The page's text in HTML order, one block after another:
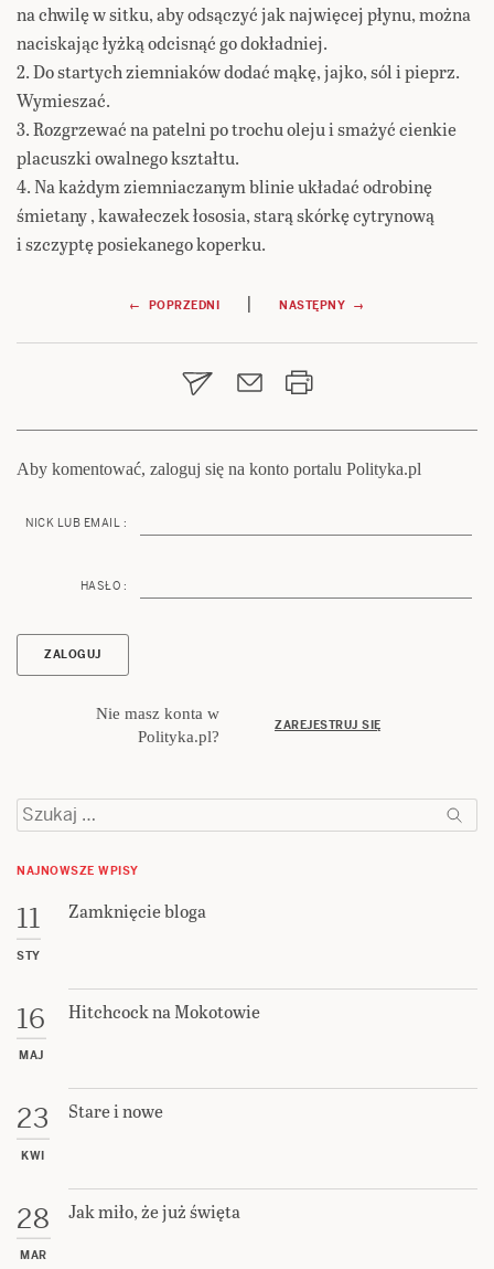
na chwilę w sitku, aby odsączyć jak najwięcej płynu, można
naciskając łyżką odcisnąć go dokładniej.
2. Do startych ziemniaków dodać mąkę, jajko, sól i pieprz.
Wymieszać.
3. Rozgrzewać na patelni po trochu oleju i smażyć cienkie
placuszki owalnego kształtu.
4. Na każdym ziemniaczanym blinie układać odrobinę
śmietany , kawałeczek łososia, starą skórkę cytrynową
i szczyptę posiekanego koperku.
Nawigacja
wpisu
← POPRZEDNI | NASTĘPNY →
Aby komentować, zaloguj się na konto portalu Polityka.pl
NICK LUB EMAIL :
HASŁO :
Nie masz konta w
Polityka.pl?
ZAREJESTRUJ SIĘ
Szukaj:
NAJNOWSZE WPISY
11
STY
Zamknięcie bloga
16
MAJ
Hitchcock na Mokotowie
23
KWI
Stare i nowe
28
MAR
Jak miło, że już święta